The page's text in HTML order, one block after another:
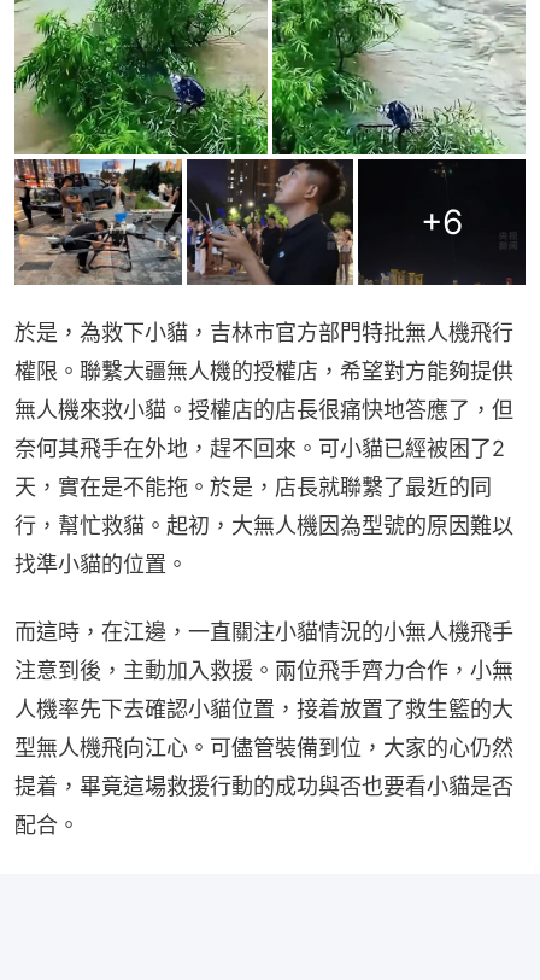
+6
於是，為救下小貓，吉林市官方部門特批無人機飛行
權限。聯繫大疆無人機的授權店，希望對方能夠提供
無人機來救小貓。授權店的店長很痛快地答應了，但
奈何其飛手在外地，趕不回來。可小貓已經被困了2
天，實在是不能拖。於是，店長就聯繫了最近的同
行，幫忙救貓。起初，大無人機因為型號的原因難以
找準小貓的位置。
而這時，在江邊，一直關注小貓情況的小無人機飛手
注意到後，主動加入救援。兩位飛手齊力合作，小無
人機率先下去確認小貓位置，接着放置了救生籃的大
型無人機飛向江心。可儘管裝備到位，大家的心仍然
提着，畢竟這場救援行動的成功與否也要看小貓是否
配合。